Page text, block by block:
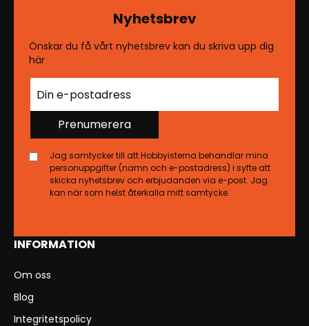
INFORMATION
Om oss
Blog
Integritetspolicy
Nyhetsbrev
Önskar du få vårt nyhetsbrev kan du skriva upp dig
här
Prenumerera
Jag samtycker till att Hobbyisterna behandlar mina
personuppgifter (namn och e-postadress) i syfte att
skicka nyhetsbrev och erbjudanden via e-post. Jag
kan när som helst återkalla mitt samtycke.